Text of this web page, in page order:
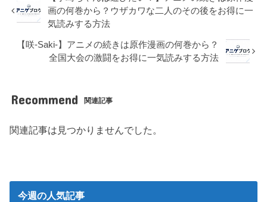
画の何巻から？ウザカワな二人のその後をお得に一
気読みする方法
【咲-Saki-】アニメの続きは原作漫画の何巻から？
全国大会の激闘をお得に一気読みする方法
Recommend 関連記事
関連記事は見つかりませんでした。
今週の人気記事